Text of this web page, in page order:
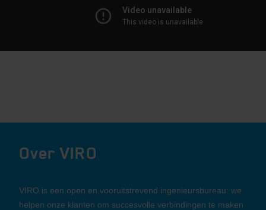
Over VIRO
VIRO is een open en vooruitstrevend ingenieursbureau: we
helpen onze klanten om succesvolle verbindingen te maken